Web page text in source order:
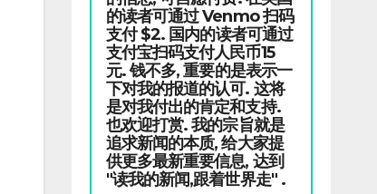
的读者可通过 Venmo 扫码
支付 $2. 国内的读者可通过
支付宝扫码支付人民币15
元. 钱不多, 重要的是表示一
下对我的报道的认可. 这将
是对我付出的肯定和支持.
也欢迎打赏. 我的宗旨就是
追求新闻的本质, 给大家提
供更多最新重要信息, 达到
"读我的新闻,跟着世界走" .